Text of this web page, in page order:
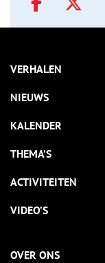
VERHALEN
NIEUWS
KALENDER
THEMA’S
ACTIVITEITEN
VIDEO’S
OVER ONS